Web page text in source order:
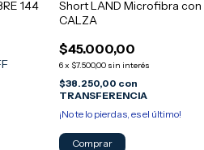
144
Short LAND Microfibra con
CALZA
$45.000,00
6x $7.500,00 sin interés
$38.250,00 con
TRANSFERENCIA
¡No te lo pierdas, es el último!
Comprar